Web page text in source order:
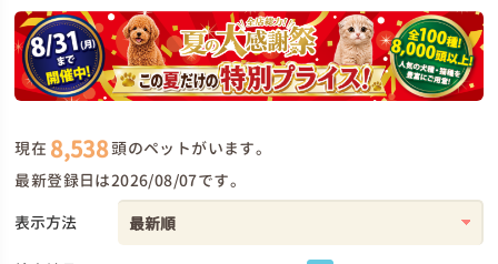
現在 8,538頭のペットがいます。
最新登録日は2026/08/07です。
表示方法